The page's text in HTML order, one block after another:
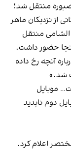
صبوره منتقل شد؛
از نزدیکان ماهر
منتقل
حضور داشت.
آنچه رخ داده
شد.»
موبایل
دوم ناپدید
اعلام کرد.